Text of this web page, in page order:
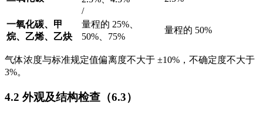
/
一氧化碳、甲
烷、乙烯、乙炔
量程的 25%、
50%、75%
量程的 50%
气体浓度与标准规定值偏离度不大于 ±10%，不确定度不大于
3%。
4.2 外观及结构检查（6.3）